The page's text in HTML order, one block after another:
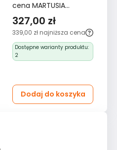
cena MARTUSIA
78,5x120x40 cm z 6
szufladami dąb artisan
antracyt do salonu i
sypialni
327,00 zł
339,00 zł najniższa cena
Dostępne warianty produktu:
2
Dodaj do koszyka